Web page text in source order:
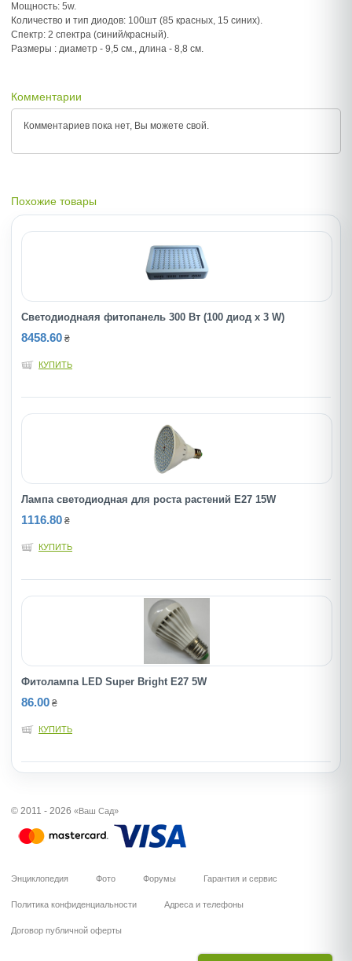
Мощность: 5w.
Количество и тип диодов: 100шт (85 красных, 15 синих).
Спектр: 2 спектра (синий/красный).
Размеры : диаметр - 9,5 см., длина - 8,8 см.
Комментарии
Комментариев пока нет, Вы можете свой.
Похожие товары
Светодиоднаяя фитопанель 300 Вт (100 диод х 3 W)
8458.60 ₴
КУПИТЬ
Лампа светодиодная для роста растений Е27 15W
1116.80 ₴
КУПИТЬ
Фитолампа LED Super Bright E27 5W
86.00 ₴
КУПИТЬ
© 2011 - 2026 «Ваш Сад»
Энциклопедия Фото Форумы Гарантия и сервис
Политика конфиденциальности Адреса и телефоны
Договор публичной оферты